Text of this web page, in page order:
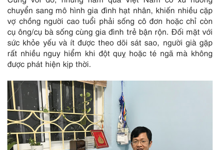
chuyển sang mô hình gia đình hạt nhân, khiến nhiều cặp
vợ chồng người cao tuổi phải sống cô đơn hoặc chỉ còn
cụ ông/cụ bà sống cùng gia đình trẻ bận rộn. Đối mặt với
sức khỏe yếu và ít được theo dõi sát sao, người già gặp
rất nhiều nguy hiểm khi đột quỵ hoặc té ngã mà không
được phát hiện kịp thời.